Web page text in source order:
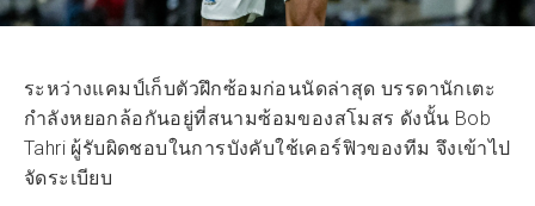
ระหว่างแคมป์เก็บตัวฝึกซ้อมก่อนนัดล่าสุด บรรดานักเตะ
กำลังหยอกล้อกันอยู่ที่สนามซ้อมของสโมสร ดังนั้น Bob
Tahri ผู้รับผิดชอบในการบังคับใช้เคอร์ฟิวของทีม จึงเข้าไป
จัดระเบียบ